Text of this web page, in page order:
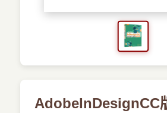
预订书籍
AdobeInDesignCC